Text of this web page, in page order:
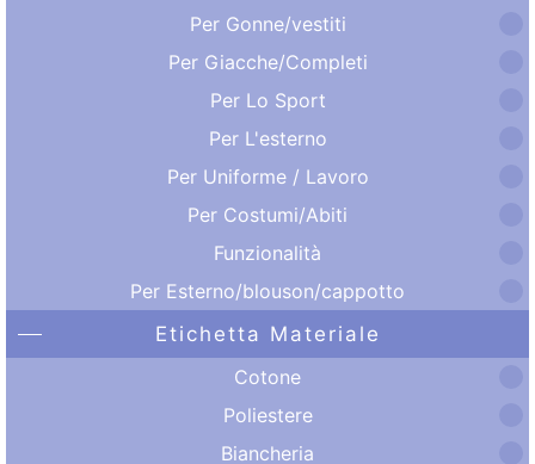
Per Gonne/vestiti
Per Giacche/Completi
Per Lo Sport
Per L'esterno
Per Uniforme / Lavoro
Per Costumi/Abiti
Funzionalità
Per Esterno/blouson/cappotto
Etichetta Materiale
Cotone
Poliestere
Biancheria